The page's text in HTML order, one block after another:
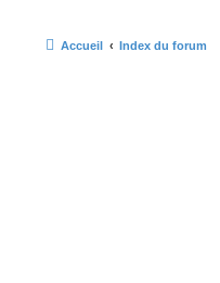
Accueil Index du forum